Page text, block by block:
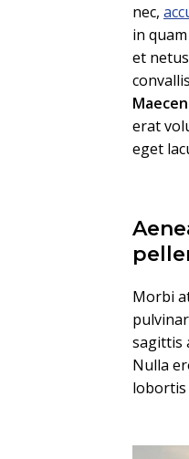
nec,
in
et
erat
eget
Morbi
sagittis
Nulla
lobortis